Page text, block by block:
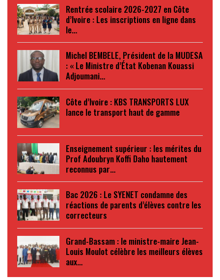
Rentrée scolaire 2026-2027 en Côte
d’Ivoire : Les inscriptions en ligne dans
le…
Michel BEMBELE, Président de la MUDESA
: « Le Ministre d’État Kobenan Kouassi
Adjoumani…
Côte d’Ivoire : KBS TRANSPORTS LUX
lance le transport haut de gamme
Enseignement supérieur : les mérites du
Prof Adoubryn Koffi Daho hautement
reconnus par…
Bac 2026 : Le SYENET condamne des
réactions de parents d’élèves contre les
correcteurs
Grand-Bassam : le ministre-maire Jean-
Louis Moulot célèbre les meilleurs élèves
aux…